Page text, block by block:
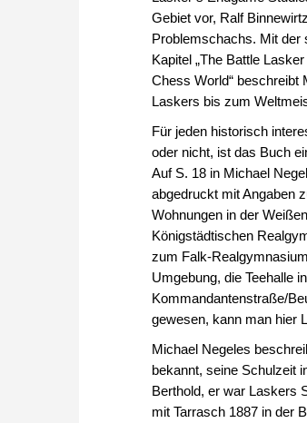
Gebiet vor, Ralf
Problemschachs. Mit der
Kapitel „The Battle
Chess World“ beschreibt
Laskers bis zum
Für jeden historisch
oder nicht, ist das Buch
Auf S. 18 in Michael
abgedruckt mit Angaben
Wohnungen in der
Königstädtischen
zum Falk-
Umgebung, die Teehalle
Kommandantenstraße/
gewesen, kann man hier
Michael Negeles
bekannt, seine Schulzeit
Berthold, er war Laskers
mit Tarrasch 1887 in der